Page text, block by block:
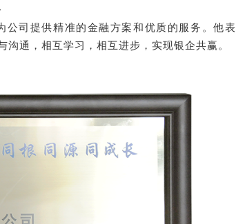
司提供精准的金融方案和优质的服务。他表
通，相互学习，相互进步，实现银企共赢。